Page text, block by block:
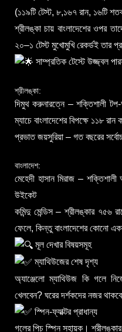
(১১৯টি টেস্ট, ৮,১৬৭ রান, ১৬টি
শ্রীলঙ্কা চায় বাংলাদেশের ওপর
২০–১ টেস্ট মুখোমুখি রেকর্ডই তার
সাম্প্রতিক টেস্টে উজ্জ্বল
শ্রীলঙ্কা:
দিমুথ করুনারত্নে – শক্তিশালী টপ-
ম্যাচে বাংলাদেশের বিপক্ষে ১১৮ রান
প্রভাত জয়সুরিয়া – গত বছরের
বাংলাদেশ:
মেহেদী হাসান মিরাজ –
উইকেট
কমিন্দু মেন্ডিস – শ্রীলঙ্কার ৭৫৬
ফেলে, কিন্তু বাংলাদেশের কোনো
মূল দেখার বিষয়সমূহ
ম্যাথিউজের শেষ দৃশ্য
অ্যাঞ্জেলো ম্যাথিউজ কি গলে
খেলবেন? ঘরের দর্শকদের নজর
স্পিন-ফ্যাক্টর প্রাধান্য
গলের পিচ স্পিন সহায়ক।